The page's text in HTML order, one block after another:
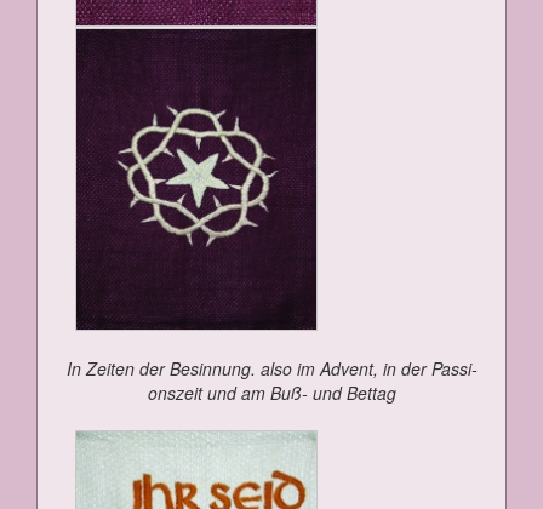
In Zei­ten der Be­sin­nung. al­so im Ad­vent, in der Pas­si­
ons­zeit und am Buß- und Bet­tag